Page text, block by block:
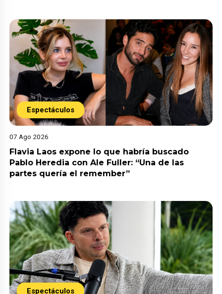
Espectáculos
07 Ago 2026
Flavia Laos expone lo que habría buscado
Pablo Heredia con Ale Fuller: “Una de las
partes quería el remember”
Espectáculos